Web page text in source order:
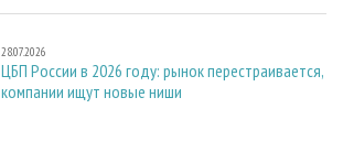
28.07.2026
ЦБП России в 2026 году: рынок перестраивается,
компании ищут новые ниши